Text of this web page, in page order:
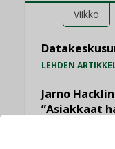
Viikko
LEHDEN
Jarno
”Asiakkaat